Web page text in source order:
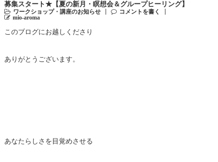
募集スタート★【夏の新月・瞑想会＆グループヒーリング】
ワークショップ・講座のお知らせ
コメントを書く
mio-aroma
このブログにお越しくださり
ありがとうございます。
あなたらしさを目覚めさせる